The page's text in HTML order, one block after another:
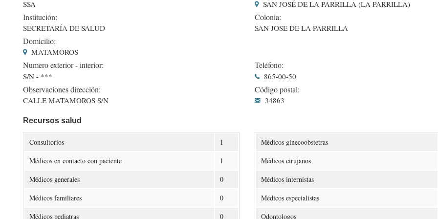
SSA
Institución:
SECRETARÍA DE SALUD
SAN JOSÉ DE LA PARRILLA (LA PARRILLA)
Colonia:
SAN JOSE DE LA PARRILLA
Domicilio:
MATAMOROS
Numero exterior - interior:
S/N - ***
Observaciones dirección:
CALLE MATAMOROS S/N
Teléfono:
865-00-50
Código postal:
34863
Recursos salud
Consultorios
1
Médicos en contacto con paciente
1
Médicos generales
0
Médicos familiares
0
Médicos pediatras
0
Médicos ginecoobstetras
Médicos cirujanos
Médicos internistas
Médicos especialistas
Odontologos